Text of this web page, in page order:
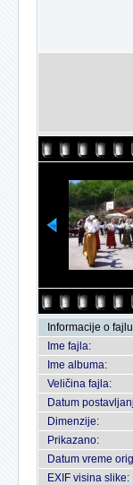
Informacije o fajlu
Ime fajla:
Ime albuma:
Veličina fajla:
Datum
Dimenzije:
Prikazano:
Datum vreme
EXIF visina slike: